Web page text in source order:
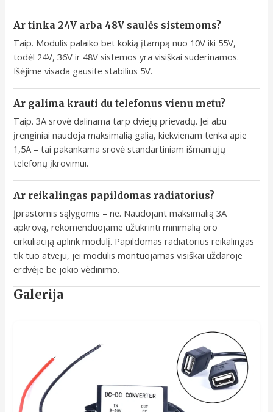
Ar tinka 24V arba 48V saulės sistemoms?
Taip. Modulis palaiko bet kokią įtampą nuo 10V iki 55V,
todėl 24V, 36V ir 48V sistemos yra visiškai suderinamos.
Išėjime visada gausite stabilius 5V.
Ar galima krauti du telefonus vienu metu?
Taip. 3A srovė dalinama tarp dviejų prievadų. Jei abu
įrenginiai naudoja maksimalią galią, kiekvienam tenka apie
1,5A – tai pakankama srovė standartiniam išmaniųjų
telefonų įkrovimui.
Ar reikalingas papildomas radiatorius?
Įprastomis sąlygomis – ne. Naudojant maksimalią 3A
apkrovą, rekomenduojame užtikrinti minimalią oro
cirkuliaciją aplink modulį. Papildomas radiatorius reikalingas
tik tuo atveju, jei modulis montuojamas visiškai uždaroje
erdvėje be jokio vėdinimo.
Galerija